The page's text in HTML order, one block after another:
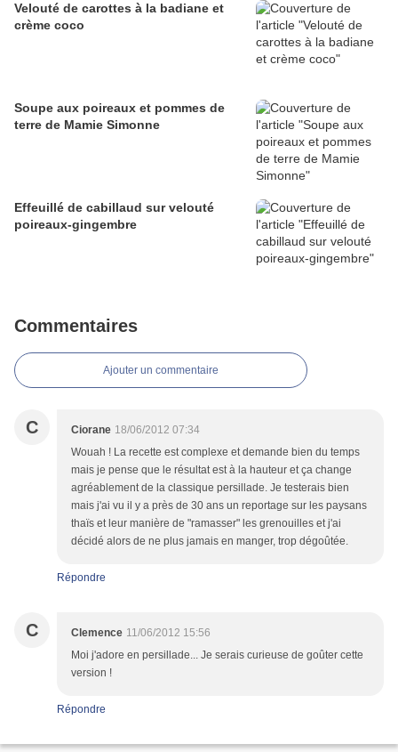
Velouté de carottes à la badiane et
crème coco
Soupe aux poireaux et pommes de
terre de Mamie Simonne
Effeuillé de cabillaud sur velouté
poireaux-gingembre
Commentaires
Ajouter un commentaire
C Ciorane 18/06/2012 07:34
Wouah ! La recette est complexe et demande bien du temps
mais je pense que le résultat est à la hauteur et ça change
agréablement de la classique persillade. Je testerais bien
mais j'ai vu il y a près de 30 ans un reportage sur les paysans
thaïs et leur manière de "ramasser" les grenouilles et j'ai
décidé alors de ne plus jamais en manger, trop dégoûtée.
Répondre
C Clemence 11/06/2012 15:56
Moi j'adore en persillade... Je serais curieuse de goûter cette
version !
Répondre